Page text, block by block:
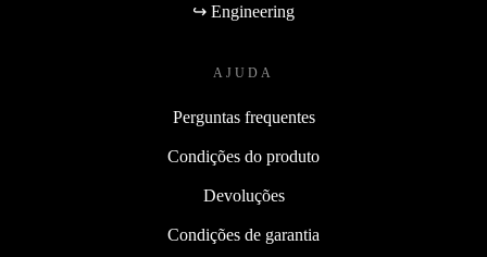
↪ Engineering
AJUDA
Perguntas frequentes
Condições do produto
Devoluções
Condições de garantia